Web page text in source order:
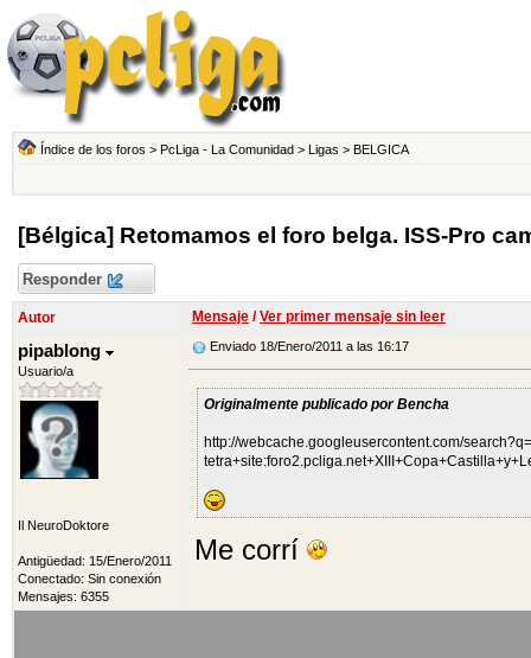
Índice de los foros > PcLiga - La Comunidad > Ligas > BELGICA
[Bélgica] Retomamos el foro belga. ISS-Pro
Responder
Autor Mensaje /Ver primer mensaje sin leer
pipablong
Usuario/a
Il NeuroDoktore
Antigüedad: 15/Enero/2011
Conectado: Sin conexión
Mensajes: 6355
Enviado 18/Enero/2011 a las 16:17
Originalmente publicado por Bencha
http://webcache.googleusercontent.com/
Me corrí